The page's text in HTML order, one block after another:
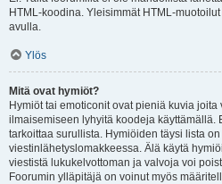
HTML-koodina. Yleisimmät HTML-
avulla.
Ylös
Mitä ovat hymiöt?
Hymiöt tai emoticonit ovat pieniä kuvia
ilmaisemiseen lyhyitä koodeja käyttämällä.
tarkoittaa surullista. Hymiöiden täysi lista
viestinlähetyslomakkeessa. Älä käytä
viestistä lukukelvottoman ja valvoja voi
Foorumin ylläpitäjä on voinut myös